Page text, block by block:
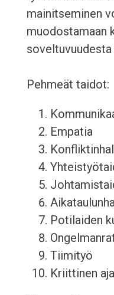
mainitseminen
muodostamaan
Pehmeät taidot:
Empatia
Potilaiden
Tiimityö
Kriittinen